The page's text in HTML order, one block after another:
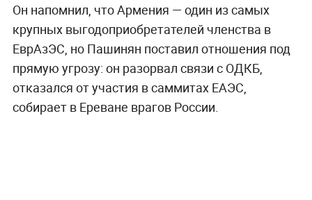
Он напомнил, что Армения — один из самых
крупных выгодоприобретателей членства в
ЕврАзЭС, но Пашинян поставил отношения под
прямую угрозу: он разорвал связи с ОДКБ,
отказался от участия в саммитах ЕАЭС,
собирает в Ереване врагов России.